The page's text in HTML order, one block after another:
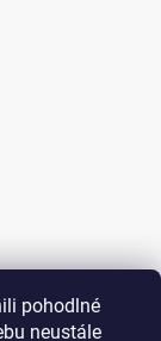
pohodlné
neustále